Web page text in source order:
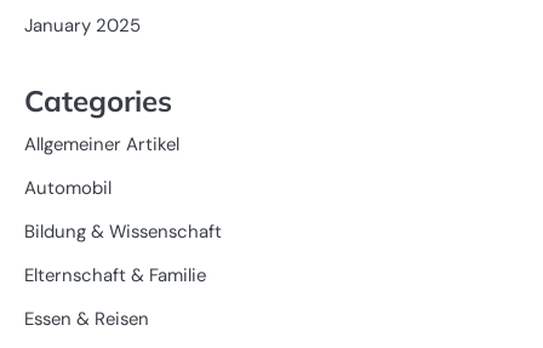
January 2025
Categories
Allgemeiner Artikel
Automobil
Bildung & Wissenschaft
Elternschaft & Familie
Essen & Reisen